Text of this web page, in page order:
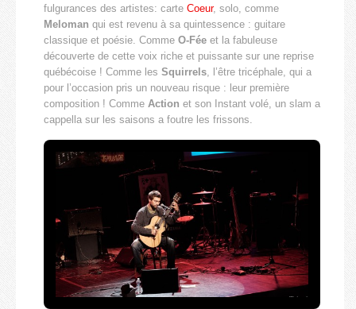
fulgurances des artistes: carte Coeur, solo, comme
Meloman qui est revenu à sa quintessence : guitare
classique et poésie. Comme O-Fée et la fabuleuse
découverte de cette voix riche et puissante sur une reprise
québécoise ! Comme les Squirrels, l’être tricéphale, qui a
pour l’occasion pris un nouveau risque : leur première
composition ! Comme Action et son Instant volé, un slam a
cappella sur les saisons a foutre les frissons.